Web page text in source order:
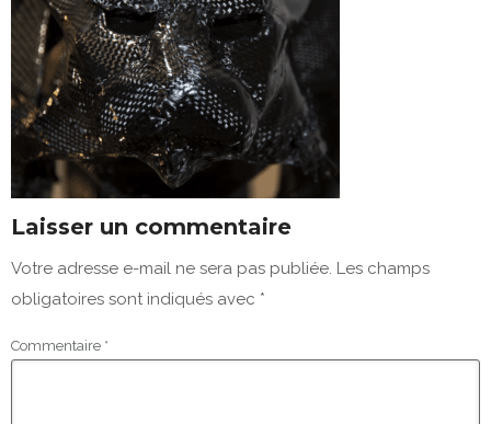
Laisser un commentaire
Votre adresse e-mail ne sera pas publiée. Les champs
obligatoires sont indiqués avec *
Commentaire *